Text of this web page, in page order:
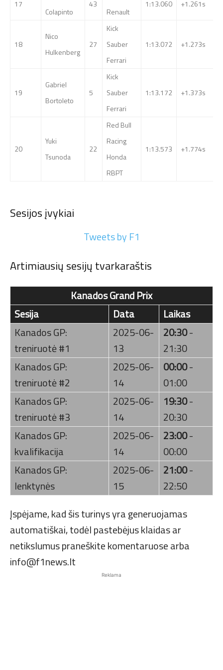
17
Colapinto
43
Renault
1:13.060 +1.261s
18
Nico
Hulkenberg
27
Kick
Sauber
Ferrari
1:13.072 +1.273s
19
Gabriel
Bortoleto
5
Kick
Sauber
Ferrari
1:13.172 +1.373s
20
Yuki
Tsunoda
22
Red Bull
Racing
Honda
RBPT
1:13.573 +1.774s
Sesijos įvykiai
Tweets by F1
Artimiausių sesijų tvarkaraštis
Kanados Grand Prix
Sesija
Data
Laikas
Kanados GP:
treniruotė #1
2025-06-
13
20:30-
21:30
Kanados GP:
treniruotė #2
2025-06-
14
00:00-
01:00
Kanados GP:
treniruotė #3
2025-06-
14
19:30-
20:30
Kanados GP:
kvalifikacija
2025-06-
14
23:00-
00:00
Kanados GP:
lenktynės
2025-06-
15
21:00-
22:50
Įspėjame, kad šis turinys yra generuojamas
automatiškai, todėl pastebėjus klaidas ar
netikslumus praneškite komentaruose arba
info@f1news.lt
Reklama